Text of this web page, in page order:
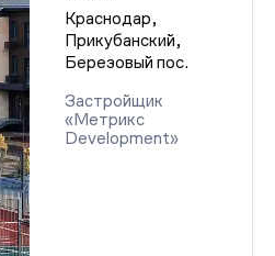
Краснодар,
Прикубанский,
Березовый пос.
Застройщик
«Метрикс
Develoрment»